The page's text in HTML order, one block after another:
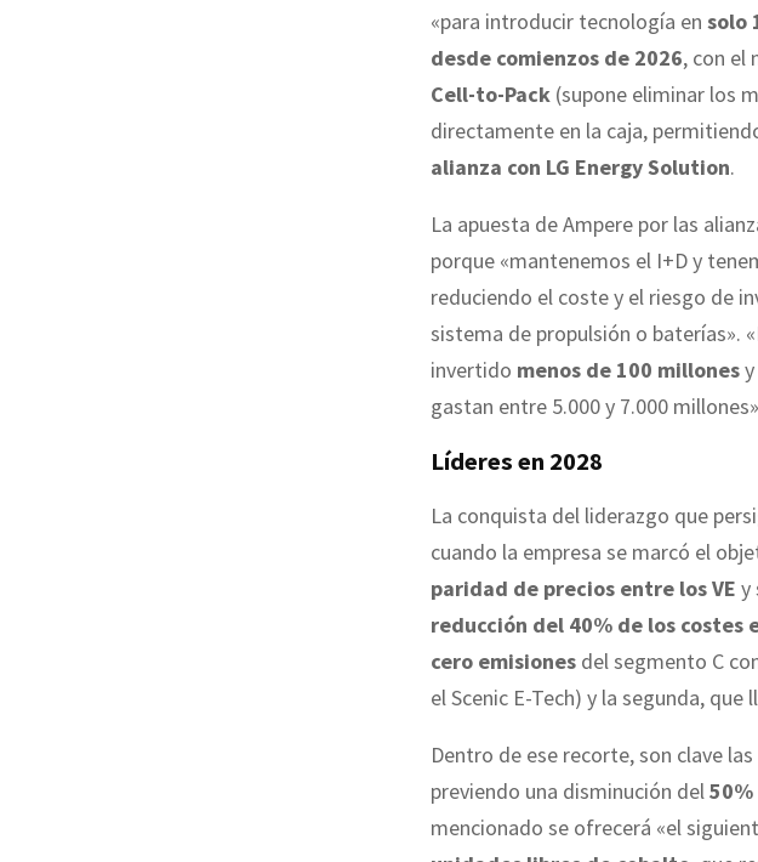
«para introducir tecnología en solo
desde comienzos de 2026, con el
Cell-to-Pack (supone eliminar los
directamente en la caja,
alianza con LG Energy Solution.
La apuesta de Ampere por las
porque «mantenemos el I+D y
reduciendo el coste y el riesgo de
sistema de propulsión o baterías».
invertido menos de 100 millones
gastan entre 5.000 y 7.000
Líderes en 2028
La conquista del liderazgo que
cuando la empresa se marcó el
paridad de precios entre los VE y
reducción del 40% de los costes
cero emisiones del segmento C
el Scenic E-Tech) y la segunda, que
Dentro de ese recorte, son clave
previendo una disminución del 50%
mencionado se ofrecerá «el